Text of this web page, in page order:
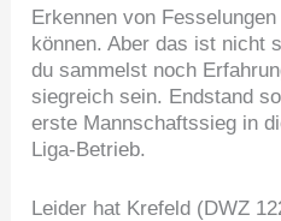
Erkennen von
können. Aber das ist nicht
du sammelst noch
siegreich sein. Endstand
erste Mannschaftssieg in
Liga-Betrieb.
Leider hat Krefeld (DWZ